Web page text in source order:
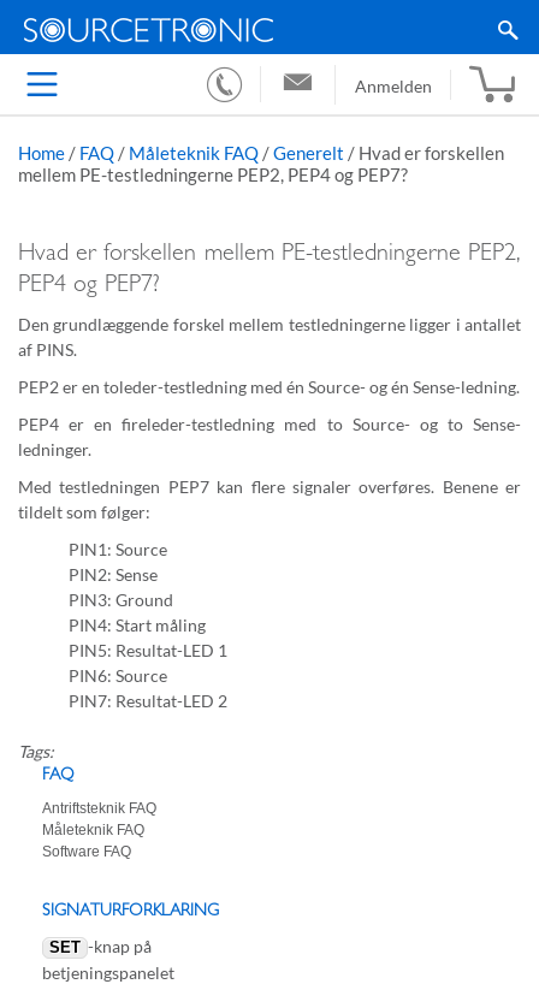
Anmelden
Home / FAQ / Måleteknik FAQ /Generelt / Hvad er forskellen
mellem PE-testledningerne PEP2, PEP4 og PEP7?
Hvad er forskellen mellem PE-testledningerne PEP2,
PEP4 og PEP7?
Den grundlæggende forskel mellem testledningerne ligger i antallet
af PINS.
PEP2 er en toleder-testledning med én Source- og én Sense-ledning.
PEP4 er en fireleder-testledning med to Source- og to Sense-
ledninger.
Med testledningen PEP7 kan flere signaler overføres. Benene er
tildelt som følger:
PIN1: Source
PIN2: Sense
PIN3: Ground
PIN4: Start måling
PIN5: Resultat-LED 1
PIN6: Source
PIN7: Resultat-LED 2
Tags:
FAQ
Antriftsteknik FAQ
Måleteknik FAQ
Software FAQ
SIGNATURFORKLARING
SET -knap på
betjeningspanelet